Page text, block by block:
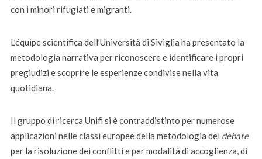
con i minori rifugiati e migranti.
L’équipe scientifica dell’Università di Siviglia ha presentato la
metodologia narrativa per riconoscere e identificare i propri
pregiudizi e scoprire le esperienze condivise nella vita
quotidiana.
Il gruppo di ricerca Unifi si è contraddistinto per numerose
applicazioni nelle classi europee della metodologia del debate
per la risoluzione dei conflitti e per modalità di accoglienza, di